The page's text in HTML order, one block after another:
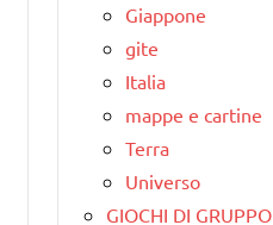
Giappone
gite
Italia
mappe e cartine
Terra
Universo
GIOCHI DI GRUPPO